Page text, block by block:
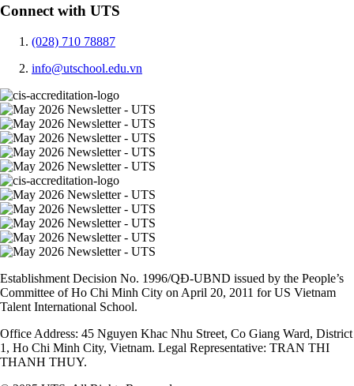
Connect with UTS
(028) 710 78887
info@utschool.edu.vn
Establishment Decision No. 1996/QĐ-UBND issued by the People’s
Committee of Ho Chi Minh City on April 20, 2011 for US Vietnam
Talent International School.
Office Address: 45 Nguyen Khac Nhu Street, Co Giang Ward, District
1, Ho Chi Minh City, Vietnam. Legal Representative: TRAN THI
THANH THUY.